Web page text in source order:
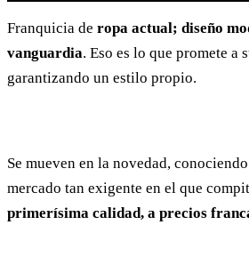
Franquicia de ropa actual; diseño
vanguardia. Eso es lo que promete a
garantizando un estilo propio.
Se mueven en la novedad,
mercado tan exigente en el que
primerísima calidad, a precios